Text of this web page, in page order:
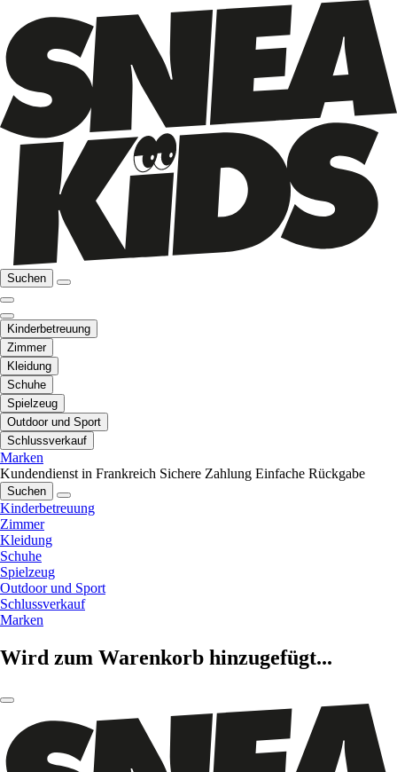
Suchen
Kinderbetreuung
Zimmer
Kleidung
Schuhe
Spielzeug
Outdoor und Sport
Schlussverkauf
Marken
Kundendienst in Frankreich Sichere Zahlung Einfache Rückgabe
Suchen
Kinderbetreuung
Zimmer
Kleidung
Schuhe
Spielzeug
Outdoor und Sport
Schlussverkauf
Marken
Wird zum Warenkorb hinzugefügt...